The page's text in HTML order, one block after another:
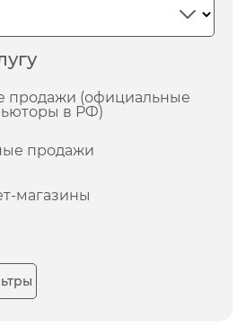
продажи (официальные
в РФ)
продажи
магазины